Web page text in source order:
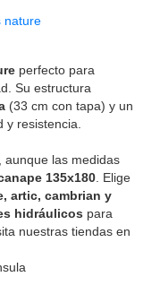
nature
perfecto para
Su estructura
(33 cm con tapa) y un
resistencia.
aunque las medidas
135x180 . Elige
artic, cambrian y
hidráulicos para
nuestras tiendas en